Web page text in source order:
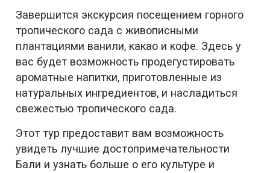
Завершится экскурсия посещением горного
тропического сада с живописными
плантациями ванили, какао и кофе. Здесь у
вас будет возможность продегустировать
ароматные напитки, приготовленные из
натуральных ингредиентов, и насладиться
свежестью тропического сада.
Этот тур предоставит вам возможность
увидеть лучшие достопримечательности
Бали и узнать больше о его культуре и